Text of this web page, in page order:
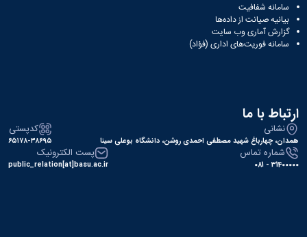
سامانه شفافیت
بیانیه صیانت از داده‌ها
گزارش آماری وب‌ سایت
سامانه فوریت‌های اداری (فؤاد)
ارتباط با ما
نشانی
همدان، چهارباغ شهید مصطفی احمدی روشن، دانشگاه بوعلی سینا
کدپستی
۶۵۱۷۸-۳۸۶۹۵
شماره تماس
31400000 - 081
پست الکترونیک
public_relation[at]basu.ac.ir